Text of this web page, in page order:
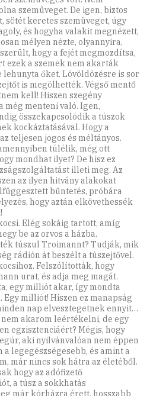
szemüveget. De igen, biztos
sötét keretes szemüveget, úgy
és hogyha valakit megnézett,
mélyen nézte, olyannyira,
hogy a fejét megmozdítsa,
ezek a szemek nem akarták
őket. Lövöldözésre is sor
is megölhették. Végső mentő
kell! Hiszen szegény
menteni való. Igen,
összekapcsolódik a túszok
kockáztatásával. Hogy a
teljesen jogos és méltányos.
túlélik, még ott
mondhat ilyet? De hisz ez
illeti meg. Az
az ilyen hitvány alakokat
büntetés, próbára
hogy aztán elkövethessék
Elég sokáig tartott, amíg
be az orvos a házba.
túszul Troimannt? Tudják, mik
rádión át beszélt a túszejtővel.
Felszólították, hogy
urat, és adja meg magát.
egy milliót akar, így mondta
milliót! Hiszen ez manapság
nap elvesztegetnek ennyit…
nem akarom leértékelni, de egy
egzisztenciáért? Mégis, hogy
aki nyilvánvalóan nem éppen
legegészségesebb, és amint a
már nincs sok hátra az életéből.
hogy az adófizető
a túsz a sokkhatás
már kórházra érett, hosszabb